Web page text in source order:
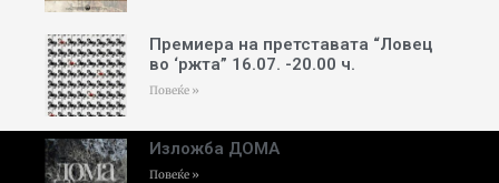
Премиера на претставата “Ловец
во ‘ржта” 16.07. -20.00 ч.
Повеќе »
Изложба ДОМА
Повеќе »